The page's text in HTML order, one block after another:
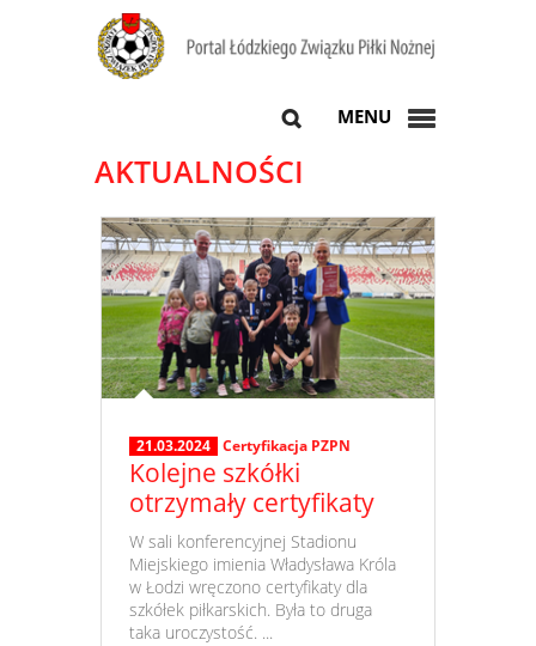
MENU
AKTUALNOŚCI
21.03.2024 Certyfikacja PZPN
Kolejne szkółki
otrzymały certyfikaty
​ W sali konferencyjnej Stadionu
Miejskiego imienia Władysława Króla
w Łodzi wręczono certyfikaty dla
szkółek piłkarskich. Była to druga
taka uroczystość. ...